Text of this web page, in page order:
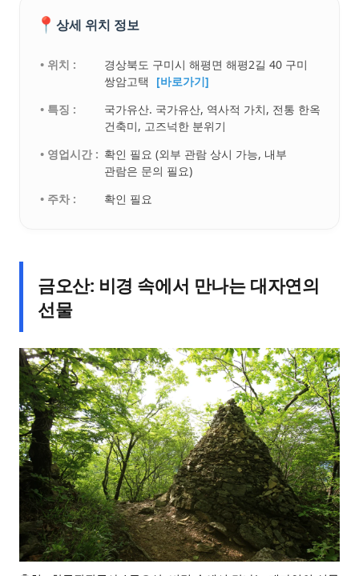
📍 상세 위치 정보
• 위치 :
경상북도 구미시 해평면 해평2길 40 구미
쌍암고택
[바로가기]
• 특징 :
국가유산. 국가유산, 역사적 가치, 전통 한옥
건축미, 고즈넉한 분위기
• 영업시간 : 확인 필요 (외부 관람 상시 가능, 내부
관람은 문의 필요)
• 주차 :
확인 필요
금오산: 비경 속에서 만나는 대자연의
선물